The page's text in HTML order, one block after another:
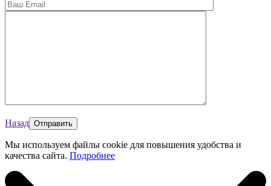
Назад
Мы используем файлы cookie для повышения удобства и
качества сайта. Подробнее